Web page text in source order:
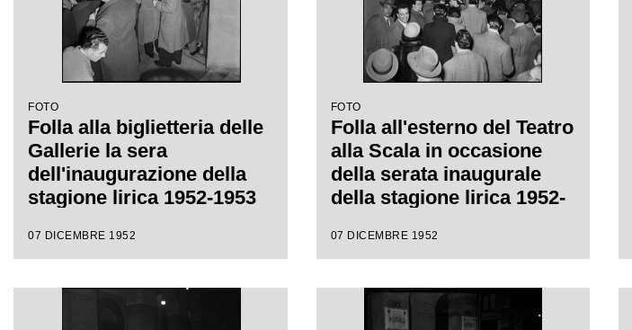
FOTO
Folla alla biglietteria delle
Gallerie la sera
dell'inaugurazione della
stagione lirica 1952-1953
l'opera "Macbeth", di
Victor de Sabata, con la
07 DICEMBRE 1952
FOTO
Folla all'esterno del Teatro
alla Scala in occasione
della serata inaugurale
della stagione lirica 1952-
"Macbeth" di Giuseppe
Sabata, con la regia di
Carl Ebert
07 DICEMBRE 1952